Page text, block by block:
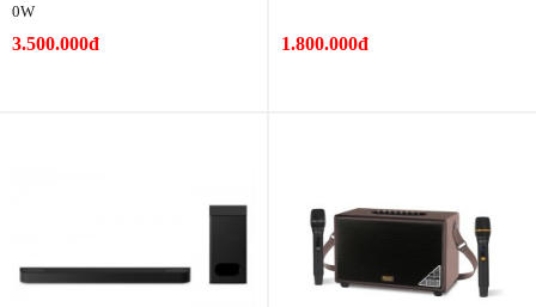
0W
3.500.000đ 1.800.000đ